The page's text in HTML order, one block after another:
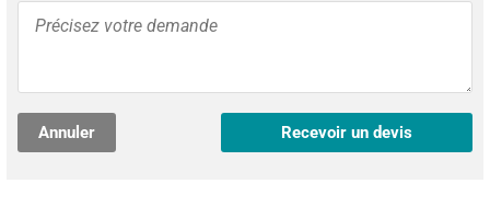
Annuler Recevoir un devis